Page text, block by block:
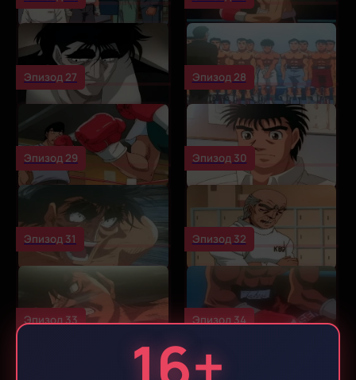
Эпизод 27 Эпизод 28
Эпизод 29 Эпизод 30
Эпизод 31 Эпизод 32
Эпизод 33 Эпизод 34